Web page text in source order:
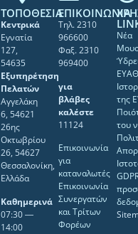
ΤΟΠΟΘΕΣΙΑ
Κεντρικά
Εγνατία
127,
54635
Εξυπηρέτηση
Πελατών
Αγγελάκη
6, 54621
26ης
Οκτωβρίου
26, 54627
Θεσσαλονίκη,
Ελλάδα
Καθημερινά
07:30 ―
14:00
ΕΠΙΚΟΙΝΩΝΙΑ
Τηλ. 2310
966600
Φαξ. 2310
969400
για
βλάβες
καλέστε
11124
Επικοινωνία
για
καταναλωτές
Επικοινωνία
Συνεργατών
και Τρίτων
Φορέων
Νέα
ΕΥΑΘ
της
του